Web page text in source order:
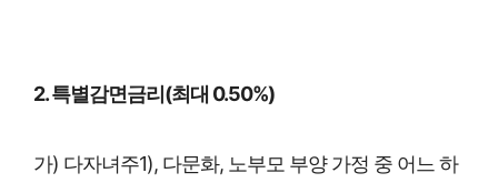
2. 특별감면금리(최대 0.50%)
가) 다자녀주1), 다문화, 노부모 부양 가정 중 어느 하